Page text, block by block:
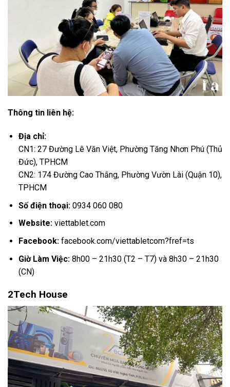
Thông tin liên hệ:
Địa chỉ:
CN1: 27 Đường Lê Văn Việt, Phường Tăng Nhơn Phú (Thủ
Đức), TPHCM
CN2: 174 Đường Cao Thắng, Phường Vườn Lài (Quận 10),
TPHCM
Số điện thoại:0934 060 080
Website: viettablet.com
Facebook:facebook.com/viettabletcom?fref=ts
Giờ Làm Việc:8h00 – 21h30 (T2 – T7) và 8h30 – 21h30
(CN)
2Tech House